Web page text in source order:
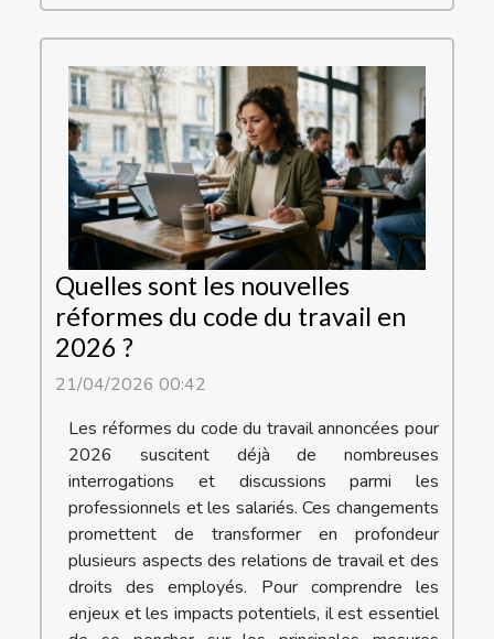
Quelles sont les nouvelles
réformes du code du travail en
2026 ?
21/04/2026 00:42
Les réformes du code du travail annoncées pour
2026 suscitent déjà de nombreuses
interrogations et discussions parmi les
professionnels et les salariés. Ces changements
promettent de transformer en profondeur
plusieurs aspects des relations de travail et des
droits des employés. Pour comprendre les
enjeux et les impacts potentiels, il est essentiel